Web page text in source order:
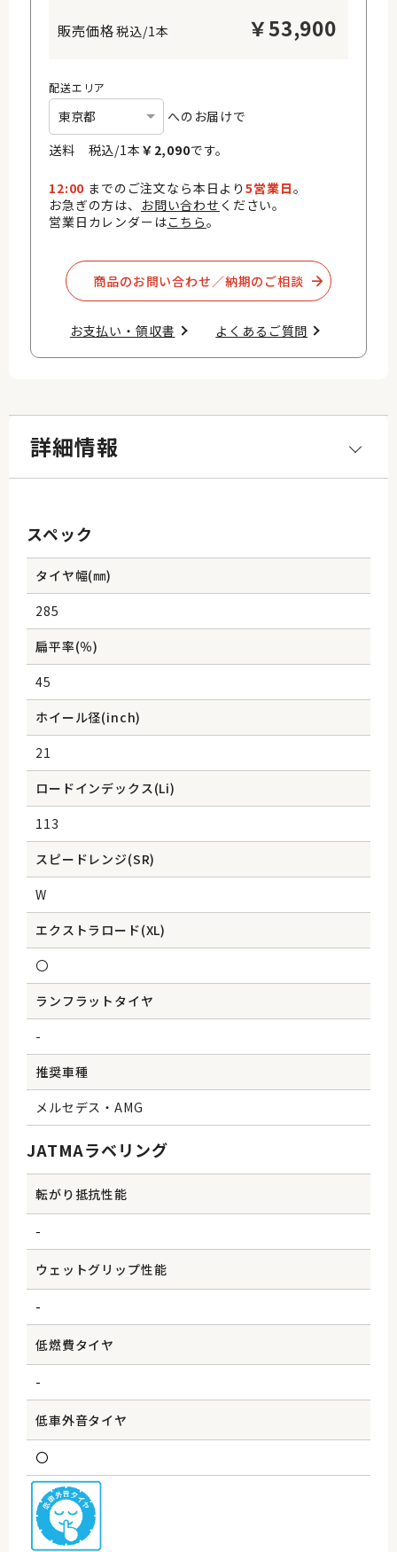
税込/1本 ￥53,900
配送エリア
へのお届けで
送料 税込/1本 ￥ 2,090です。
12:00 までのご注文なら本日より5営業日。
お急ぎの方は、 お問い合わせ ください。
営業日カレンダーはこちら。
商品のお問い合わせ／納期のご相談​
お支払い・領収書​ よくあるご質問​
詳細情報
スペック
タイヤ幅(㎜)
285
扁平率(％)
45
ホイール径(inch)
21
ロードインデックス(Li)
113
スピードレンジ(SR)
W
エクストラロード(XL)
〇
ランフラットタイヤ
-
推奨車種
メルセデス・AMG
JATMAラベリング
転がり抵抗性能
-
ウェットグリップ性能
-
低燃費タイヤ
-
低車外音タイヤ
〇